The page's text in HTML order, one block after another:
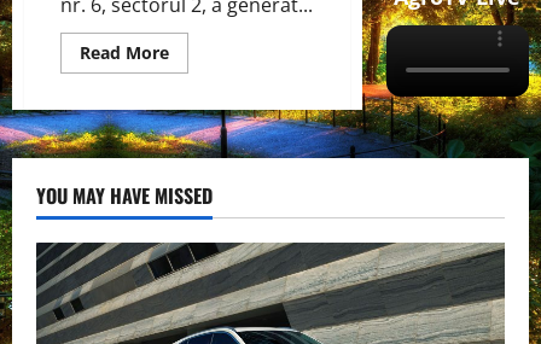
Read MoreRead
more
de
la
depozitul
București
și
implicațiile
chimice
asupra
mediului
:
Analiză
tehnică
YOU MAY HAVE MISSED